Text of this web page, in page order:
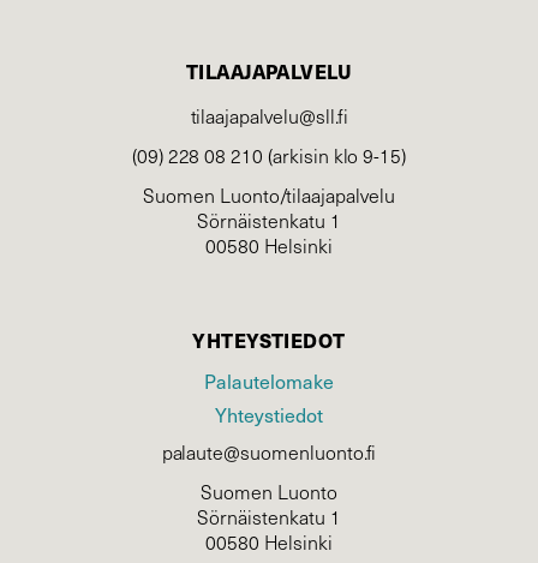
TILAAJAPALVELU
tilaajapalvelu@sll.fi
(09) 228 08 210 (arkisin klo 9-15)
Suomen Luonto/tilaajapalvelu
Sörnäistenkatu 1
00580 Helsinki
YHTEYSTIEDOT
Palautelomake
Yhteystiedot
palaute@suomenluonto.fi
Suomen Luonto
Sörnäistenkatu 1
00580 Helsinki